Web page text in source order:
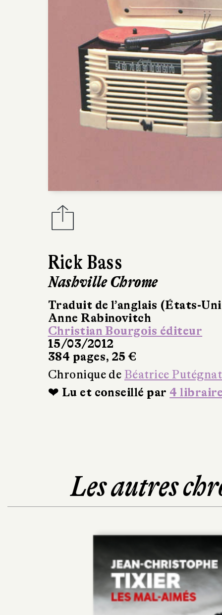
Rick Bass
Nashville Chrome
Traduit de l’anglais (États-
Anne Rabinovitch
Christian Bourgois éditeur
15/03/2012
384 pages, 25 €
Chronique de Béatrice Putégnat
❤ Lu et conseillé par 4
Les autres